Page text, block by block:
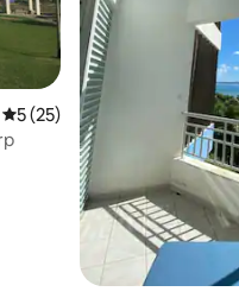
Gemiddelde beoordeling
5 (25)